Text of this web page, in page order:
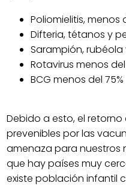
Poliomielitis, menos
Difteria, tétanos y
Sarampión,
Rotavirus menos del
BCG menos del 75%
Debido a esto, el
prevenibles por las
amenaza para nuestros
que hay países muy
existe población infantil